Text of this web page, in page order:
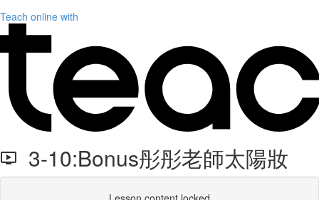
Teach online with
3-10:Bonus彤彤老師太陽妝